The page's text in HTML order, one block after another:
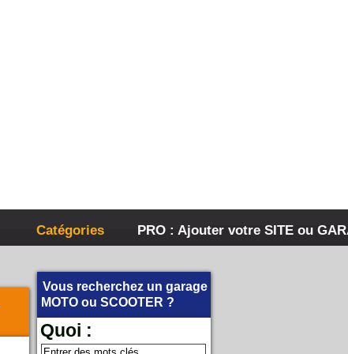
Catégories PRO : Ajouter votre SITE ou
Vous recherchez un garage
MOTO ou SCOOTER ?
Quoi :